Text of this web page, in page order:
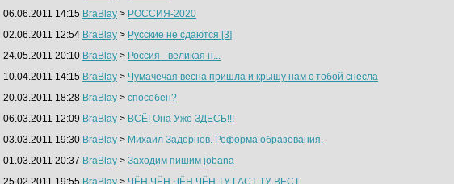
06.06.2011 14:15 BraBlay > РОССИЯ-2020
02.06.2011 12:54 BraBlay > Русские не сдаются [3]
24.05.2011 20:10 BraBlay > Россия - великая н...
10.04.2011 14:15 BraBlay > Чумачечая весна пришла и крышу нам с тобой снесла
20.03.2011 18:28 BraBlay > способен?
06.03.2011 12:09 BraBlay > ВСЁ! Она Уже ЗДЕСЬ!!!
03.03.2011 19:30 BraBlay > Михаил Задорнов. Реформа образования.
01.03.2011 20:37 BraBlay > Заходим пишим jobana
25.02.2011 19:55 BraBlay > ЧЁН ЧЁН ЧЁН ЧЁН ТУ ГАСТ ТУ ВЕСТ